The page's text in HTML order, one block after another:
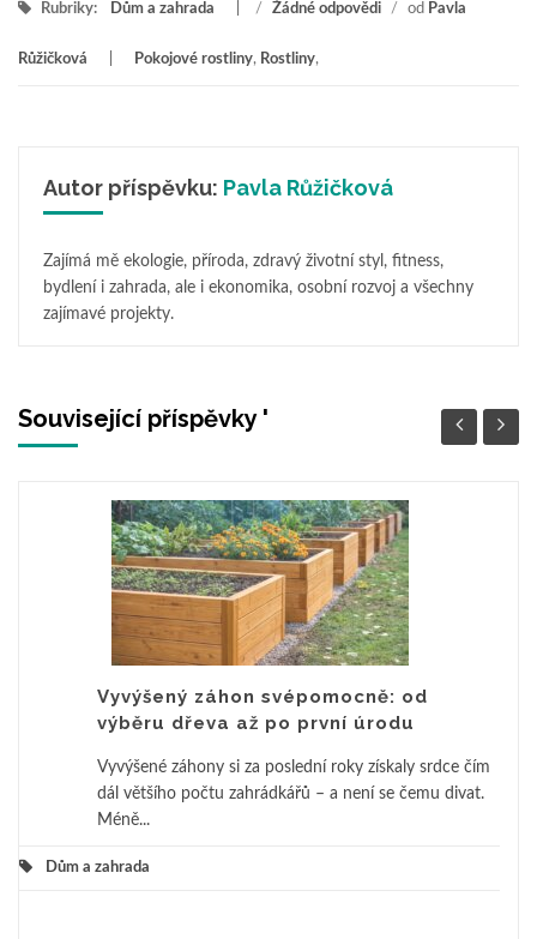
Rubriky: Dům a zahrada / Žádné odpovědi / od Pavla
Růžičková Pokojové rostliny, Rostliny,
Autor příspěvku: Pavla Růžičková
Zajímá mě ekologie, příroda, zdravý životní styl, fitness,
bydlení i zahrada, ale i ekonomika, osobní rozvoj a všechny
zajímavé projekty.
Související příspěvky '
Vyvýšený záhon svépomocně: od
výběru dřeva až po první úrodu
Vyvýšené záhony si za poslední roky získaly srdce čím
dál většího počtu zahrádkářů – a není se čemu divat.
Méně...
Dům a zahrada